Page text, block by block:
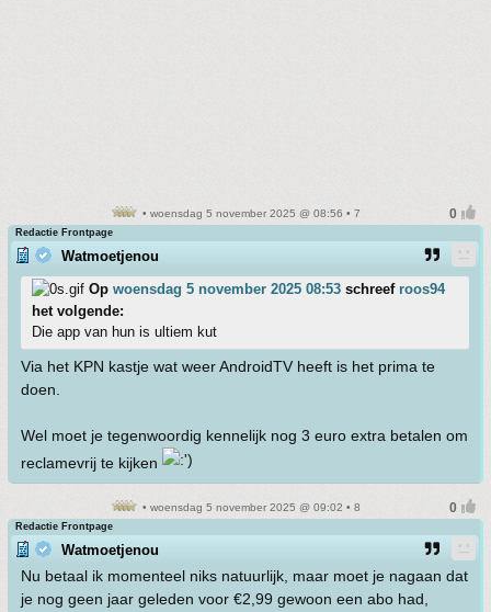
• woensdag 5 november 2025 @ 08:56 • 7
Redactie Frontpage
Watmoetjenou
Op woensdag 5 november 2025 08:53 schreef roos94
het volgende:
Die app van hun is ultiem kut
Via het KPN kastje wat weer AndroidTV heeft is het prima te
doen.
Wel moet je tegenwoordig kennelijk nog 3 euro extra betalen om
reclamevrij te kijken
• woensdag 5 november 2025 @ 09:02 • 8
Redactie Frontpage
Watmoetjenou
Nu betaal ik momenteel niks natuurlijk, maar moet je nagaan dat
je nog geen jaar geleden voor €2,99 gewoon een abo had,